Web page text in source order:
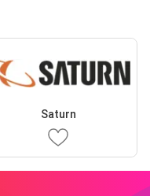
Saturn